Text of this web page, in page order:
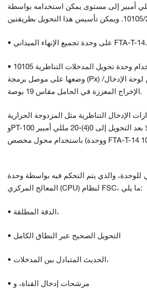
من 0-20 مللي أمبير إلى مستوى يمكن استخدامه بواسطة
• على وحدة تجميع الإنهاء الميداني FTA-T-14.
• استخدام وحدة تحويل المدخلات التناظرية 10105/A/1، والتي يتم
وضعها على موصل برمجة (Px) في الجزء الخلفي من لوحة الإدخال/
الإخراج المعززة في الحامل مقاس 19 بوصة.
الإدخال التناظرية مثل المزدوجة الحرارية
وPT-100 وما إلى ذلك إلا بعد التحويل إلى 0(4)-20 مللي أمبير
للوحدة، والذي يتم التحكم فيه بواسطة وحدة
المعالج المركزي (CPU) لنظام FSC، ما يلي:
• الدقة المطلقة،
• التحويل الصحيح عبر النطاق الكامل
• الحديث المتبادل بين المدخلات،
• مرشحات إدخال القناة، و